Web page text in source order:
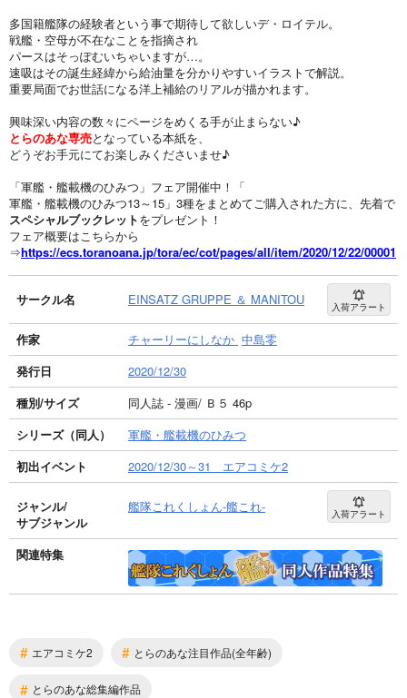
多国籍艦隊の経験者という事で期待して欲しいデ・ロイテル。
戦艦・空母が不在なことを指摘され
パースはそっぽむいちゃいますが…。
速吸はその誕生経緯から給油量を分かりやすいイラストで解説。
重要局面でお世話になる洋上補給のリアルが描かれます。
興味深い内容の数々にページをめくる手が止まらない♪
とらのあな専売となっている本紙を、
どうぞお手元にてお楽しみくださいませ♪
「軍艦・艦載機のひみつ」フェア開催中！「
軍艦・艦載機のひみつ13～15」3種をまとめてご購入された方に、先着で
スペシャルブックレットをプレゼント！
フェア概要はこちらから
⇒https://ecs.toranoana.jp/tora/ec/cot/pages/all/item/2020/12/22/00001
サークル名 EINSATZ GRUPPE ＆ MANITOU 入荷アラート
作家 チャーリーにしなか 中島零
発行日
2020/12/30
種別/サイズ
同人誌 - 漫画/ Ｂ５ 46p
シリーズ（同人）
軍艦・艦載機のひみつ
初出イベント
2020/12/30～31 エアコミケ2
ジャンル/
サブジャンル
艦隊これくしょん-艦これ- 入荷アラート
関連特集
# エアコミケ2 # とらのあな注目作品(全年齢)
# とらのあな総集編作品